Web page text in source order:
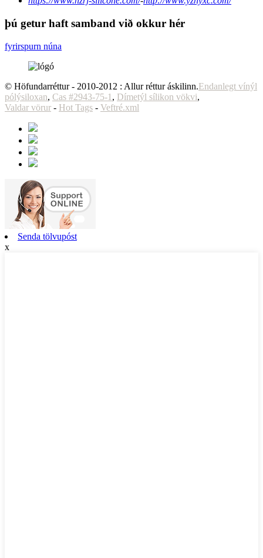
þú getur haft samband við okkur hér
fyrirspurn núna
© Höfundarréttur - 2010-2012 : Allur réttur áskilinn.Endanlegt vínýl
pólýsiloxan, Cas #2943-75-1 , Dímetýl sílikon vökvi,
Valdar vörur - Hot Tags - Veftré.xml
Senda tölvupóst
x